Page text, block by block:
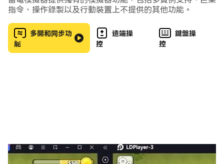
Solitaire 卡玩 Solitaire，現在他們可以在手機上玩
Klondike Solitaire 應用程序。他們可以在公交車上、排
隊和任何他們想要的地方玩克朗代克紙牌。
指令、操作錄製以及行動裝置上不提供的其他功能。
多開和同步功
能
遠端操
控
鍵盤操
控